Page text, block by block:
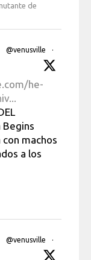
de
@venusville
·
he-
Begins
machos
a los
@venusville
·